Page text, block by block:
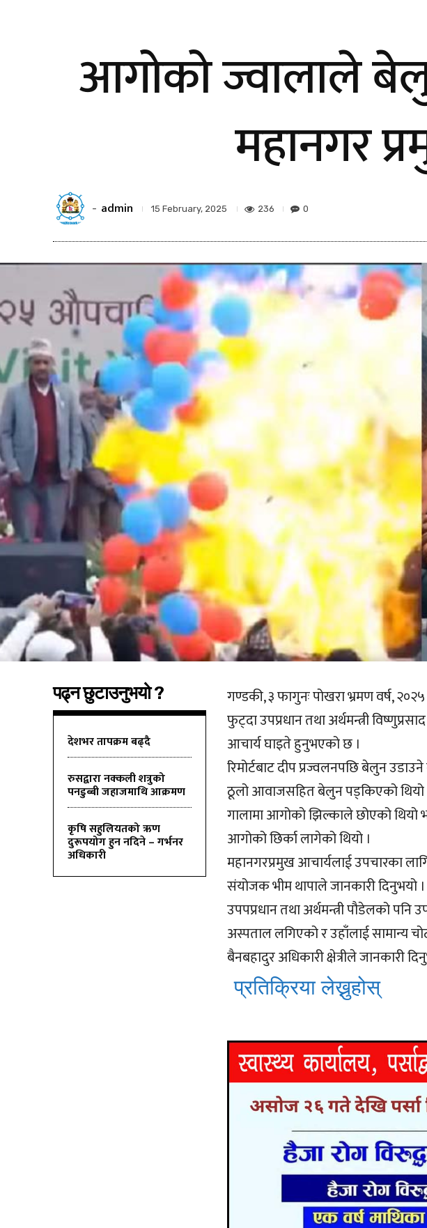
आगोको ज्वालाले
महानगर
- admin 15 February, 2025 236 0
पढ्न छुटाउनुभयो ?
देशभर तापक्रम बढ्दै
रुसद्वारा नक्कली शत्रुको
पनडुब्बी जहाजमाथि आक्रमण
कृषि सहुलियतको ऋण
दुरूपयोग हुन नदिने – गर्भनर
अधिकारी
गण्डकी, ३ फागुनः पोखरा भ्रमण वर्ष,
फुट्दा उपप्रधान तथा अर्थमन्त्री
आचार्य घाइते हुनुभएको छ ।
रिमोर्टबाट दीप प्रज्वलनपछि बेलुन
ठूलो आवाजसहित बेलुन पड्किएको
गालामा आगोको झिल्काले छोएको थियो
आगोको छिर्का लागेको थियो ।
महानगरप्रमुख आचार्यलाई उपचारका
संयोजक भीम थापाले जानकारी दिनुभयो ।
उपपप्रधान तथा अर्थमन्त्री पौडेलको
अस्पताल लगिएको र उहाँलाई सामान्य
बैनबहादुर अधिकारी क्षेत्रीले जानकारी
प्रतिक्रिया लेख्नुहोस्